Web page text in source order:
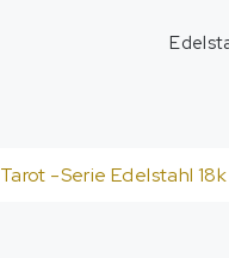
Tarot -Serie Edelstahl